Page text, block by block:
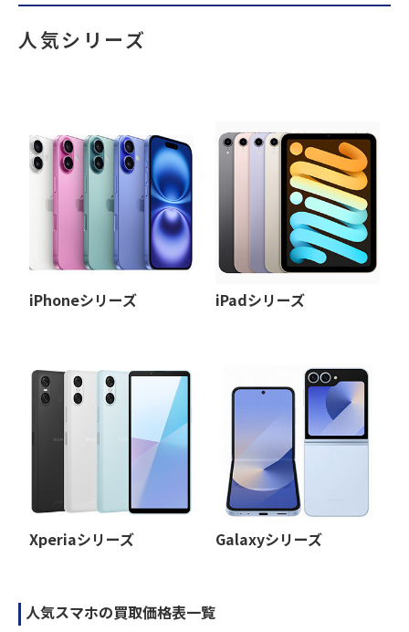
人気シリーズ
iPhoneシリーズ iPadシリーズ
Xperiaシリーズ Galaxyシリーズ
人気スマホの買取価格表一覧